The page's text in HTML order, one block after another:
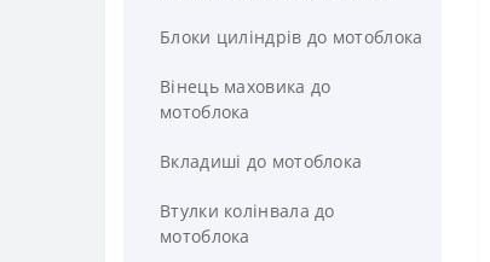
Блоки циліндрів до мотоблока
Вінець маховика до
мотоблока
Вкладиші до мотоблока
Втулки колінвала до
мотоблока